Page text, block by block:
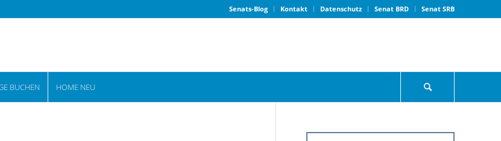
Senats-Blog Kontakt Datenschutz Senat BRD Senat SRB
BUCHEN HOME NEU